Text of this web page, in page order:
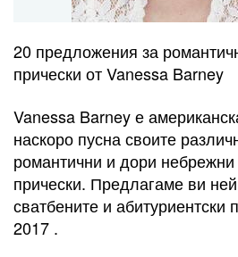
20 предложения за
прически от Vanessa Barney
Vanessa Barney е
наскоро пусна своите
романтични и дори
прически. Предлагаме ви
сватбените и абитуриентски
2017 .